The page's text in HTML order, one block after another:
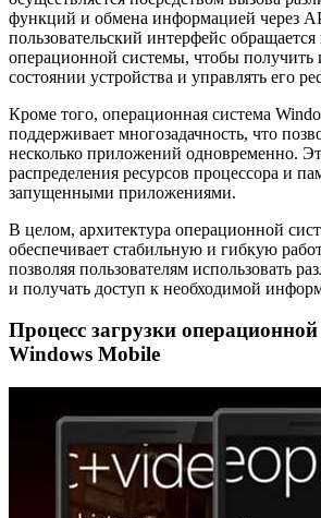
функций и обмена информацией через
пользовательский интерфейс обращается
операционной системы, чтобы
состоянии устройства и управлять его
Кроме того, операционная система
поддерживает многозадачность, что
несколько приложений одновременно.
распределения ресурсов процессора и
запущенными приложениями.
В целом, архитектура операционной
обеспечивает стабильную и гибкую
позволяя пользователям использовать
и получать доступ к необходимой
Процесс загрузки
Windows Mobile